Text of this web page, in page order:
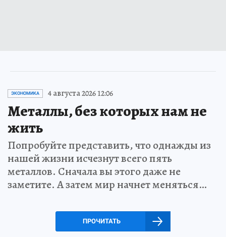
ЭКОНОМИКА 4 августа 2026 12:06
Металлы, без которых нам не
жить
Попробуйте представить, что однажды из
нашей жизни исчезнут всего пять
металлов. Сначала вы этого даже не
заметите. А затем мир начнет меняться…
ПРОЧИТАТЬ